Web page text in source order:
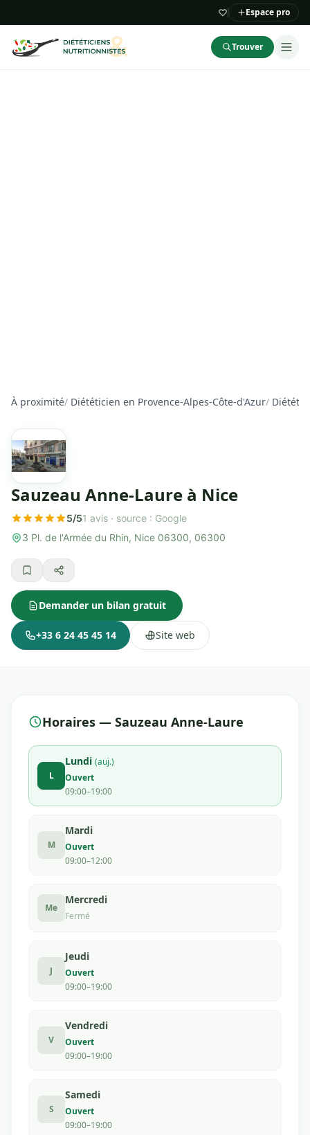
Espace pro
Trouver
À proximité/ Diététicien en Provence-Alpes-Côte-d'Azur/
Sauzeau Anne-Laure à Nice
5/51 avis · source : Google
3 Pl. de l'Armée du Rhin, Nice 06300, 06300
Demander un bilan gratuit
+33 6 24 45 45 14 Site web
Horaires — Sauzeau Anne-Laure
L
Lundi (auj.)
Ouvert
09:00–19:00
M
Mardi
Ouvert
09:00–12:00
Me
Mercredi
Fermé
J
Jeudi
Ouvert
09:00–19:00
V
Vendredi
Ouvert
09:00–19:00
S
Samedi
Ouvert
09:00–19:00